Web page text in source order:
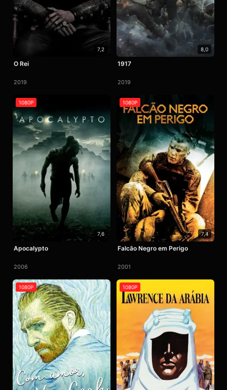
7,2
O Rei
2019
8,0
1917
2019
1080P
7,6
Apocalypto
2006
1080P
7,4
Falcão Negro em Perigo
2001
1080P 1080P